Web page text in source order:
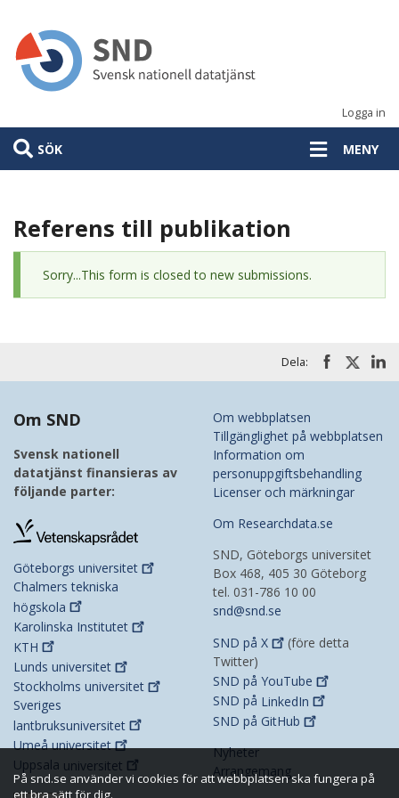
huvudinnehåll
Logga in
SÖK MENY
Referens till publikation
Statusmeddelande
Sorry...This form is closed to new submissions.
Dela:
Om SND
Svensk nationell
datatjänst finansieras av
följande parter:
Göteborgs universitet
Chalmers tekniska
högskola
Karolinska Institutet
KTH
Lunds universitet
Stockholms universitet
Sveriges
lantbruksuniversitet
Umeåuniversitet
Uppsala universitet
Om webbplatsen
Tillgänglighet på webbplatsen
Information om
personuppgiftsbehandling
Licenser och märkningar
Om Researchdata.se
SND, Göteborgs universitet
Box 468, 405 30 Göteborg
tel. 031-786 10 00
snd@snd.se
SND på X
(före detta
Twitter)
SND på YouTube
SND på LinkedIn
SND på GitHub
Nyheter
Arrangemang
På snd.se använder vi cookies för att webbplatsen ska fungera på
ett bra sätt för dig.